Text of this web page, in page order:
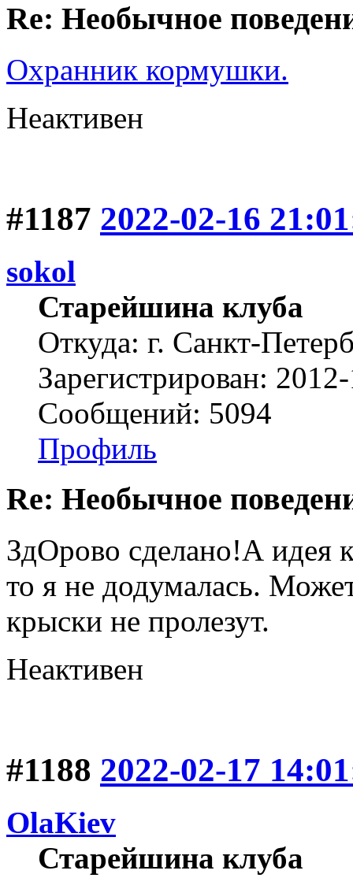
Re: Необычное
Охранник кормушки.
Неактивен
#1187 2022-02-16
sokol
Старейшина клуба
Откуда: г. Санкт-
Зарегистрирован:
Сообщений: 5094
Профиль
Re: Необычное
ЗдОрово сделано!А идея
то я не додумалась.
крыски не пролезут.
Неактивен
#1188 2022-02-17
OlaKiev
Старейшина клуба